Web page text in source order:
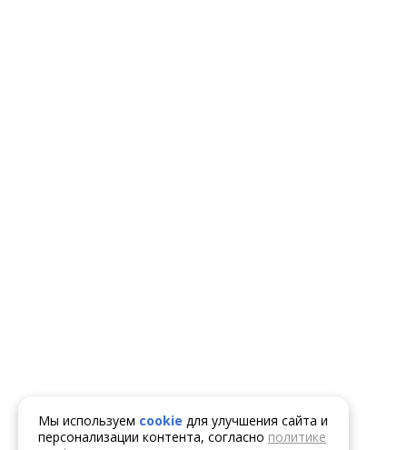
Мы используем cookie для улучшения сайта и
персонализации контента, согласно политике